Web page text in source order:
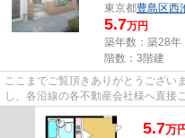
東京都豊島区西
5.7万円
築年数：築28年
階数：3階建
ここまでご覧頂きありがとうござい
し、各沿線の各不動産会社様へ直接
5.7万